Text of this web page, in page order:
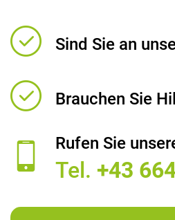
Sind Sie an
Brauchen Sie
Rufen Sie
Tel. +43